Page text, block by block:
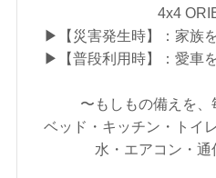
4x4
▶︎【災害発生時】：家族
▶︎【普段利用時】：愛車
〜もしもの備えを
ベッド・キッチン・トイ
水・エアコン・